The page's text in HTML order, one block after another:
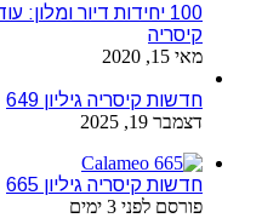
100 יחידות דיור
קיסריה
מאי 15, 2020
חדשות קיסריה גיליון 649
דצמבר 19, 2025
חדשות קיסריה גיליון 665
פורסם לפני 3 ימים